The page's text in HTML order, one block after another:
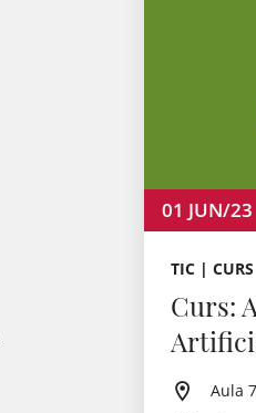
01 JUN/23
TIC | CURS
Curs:
Aula